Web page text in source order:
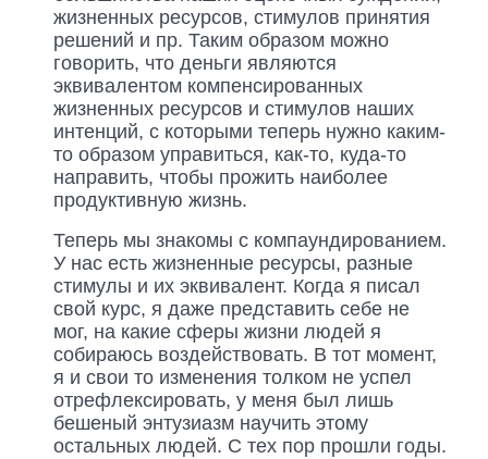
жизненных ресурсов, стимулов принятия
решений и пр. Таким образом можно
говорить, что деньги являются
эквивалентом компенсированных
жизненных ресурсов и стимулов наших
интенций, с которыми теперь нужно каким-
то образом управиться, как-то, куда-то
направить, чтобы прожить наиболее
продуктивную жизнь.
Теперь мы знакомы с компаундированием.
У нас есть жизненные ресурсы, разные
стимулы и их эквивалент. Когда я писал
свой курс, я даже представить себе не
мог, на какие сферы жизни людей я
собираюсь воздействовать. В тот момент,
я и свои то изменения толком не успел
отрефлексировать, у меня был лишь
бешеный энтузиазм научить этому
остальных людей. С тех пор прошли годы.